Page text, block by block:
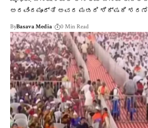
ಅರವಿಂದಮೂರ್ತಿ ಅವರ ಮಡದಿ ಶಿಕ್ಷಕಿ
ByBasava Media 0 Min Read